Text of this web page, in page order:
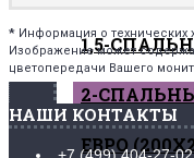
1,5-
2-
ЕВРО
* Информация о технических
Изображение может
цветопередачи Вашего
НАШИ КОНТАКТЫ